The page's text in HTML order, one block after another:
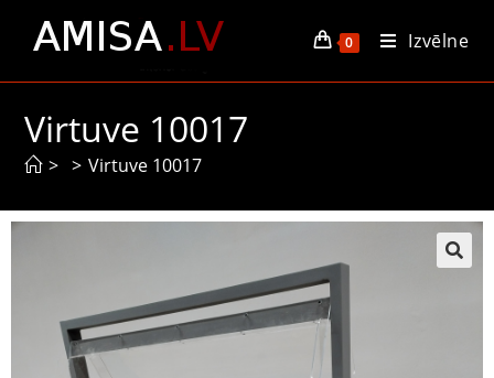
0 Izvēlne
Virtuve 10017
> > Virtuve 10017